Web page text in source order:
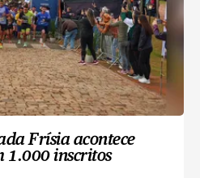
Frísia acontece
1.000 inscritos